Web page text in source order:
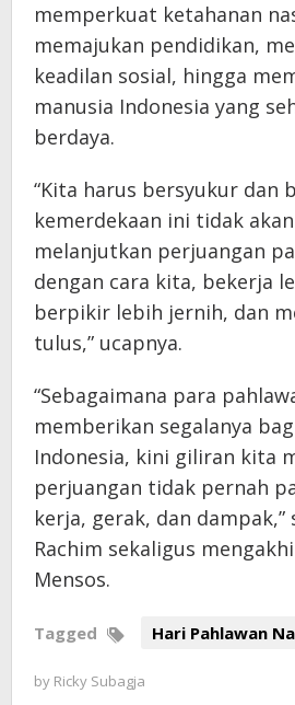
memperkuat ketahanan
memajukan pendidikan,
keadilan sosial, hingga
manusia Indonesia yang
berdaya.
“Kita harus bersyukur dan
kemerdekaan ini tidak
melanjutkan perjuangan
dengan cara kita, bekerja
berpikir lebih jernih, dan
tulus,” ucapnya.
“Sebagaimana para
memberikan segalanya
Indonesia, kini giliran kita
perjuangan tidak pernah
kerja, gerak, dan dampak,”
Rachim sekaligus
Mensos.
Tagged Hari Pahlawan
by Ricky Subagja